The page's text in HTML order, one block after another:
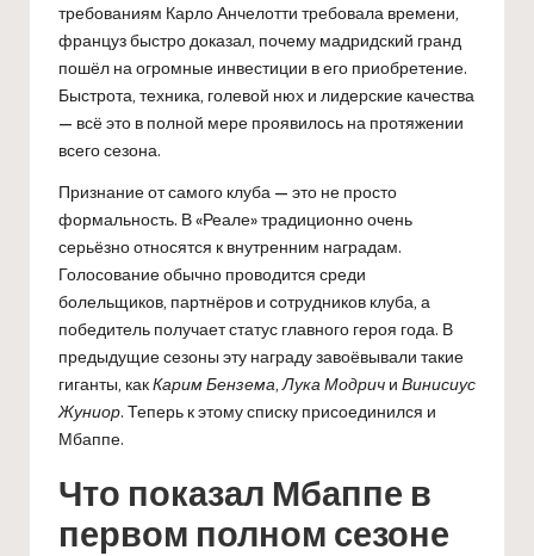
требованиям Карло Анчелотти требовала времени,
француз быстро доказал, почему мадридский гранд
пошёл на огромные инвестиции в его приобретение.
Быстрота, техника, голевой нюх и лидерские качества
— всё это в полной мере проявилось на протяжении
всего сезона.
Признание от самого клуба — это не просто
формальность. В «Реале» традиционно очень
серьёзно относятся к внутренним наградам.
Голосование обычно проводится среди
болельщиков, партнёров и сотрудников клуба, а
победитель получает статус главного героя года. В
предыдущие сезоны эту награду завоёвывали такие
гиганты, какКарим Бензема,Лука Модрич и Винисиус
Жуниор. Теперь к этому списку присоединился и
Мбаппе.
Что показал Мбаппе в
первом полном сезоне